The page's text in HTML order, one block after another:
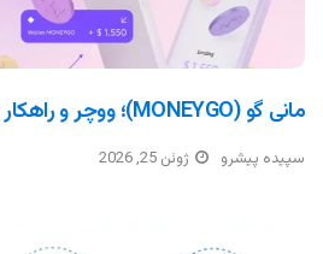
مانی گو (MONEYGO)؛ ووچر و راهکار پرداخت ارزی
سپیده پیشرو ژوئن 25, 2026